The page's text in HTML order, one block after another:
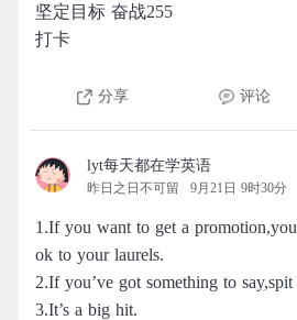
坚定目标 奋战255
打卡
分享 评论
lyt每天都在学英语
昨日之日不可留 9月21日 9时30分
1.If you want to get a
ok to your laurels.
2.If you’ve got something to
3.It’s a big hit.